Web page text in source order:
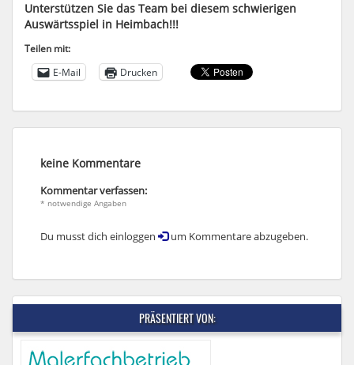
Unterstützen Sie das Team bei diesem schwierigen
Auswärtsspiel in Heimbach!!!
Teilen mit:
E-Mail
Drucken
keine Kommentare
Kommentar verfassen:
* notwendige Angaben
Du musst dich einloggen um Kommentare abzugeben.
PRÄSENTIERT VON: